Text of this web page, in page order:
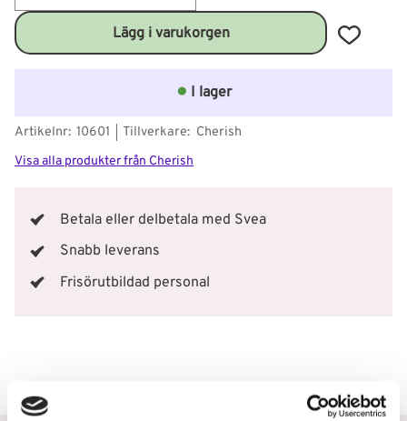
Lägg till
I lager
Artikelnr 10601 Tillverkare Cherish
Visa alla produkter från Cherish
Betala eller delbetala med Svea
Snabb leverans
Frisörutbildad personal